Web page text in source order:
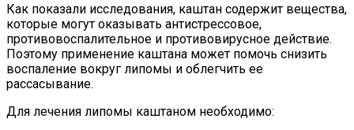
Как показали исследования, каштан содержит вещества,
которые могут оказывать антистрессовое,
противовоспалительное и противовирусное действие.
Поэтому применение каштана может помочь снизить
воспаление вокруг липомы и облегчить ее
рассасывание.
Для лечения липомы каштаном необходимо: